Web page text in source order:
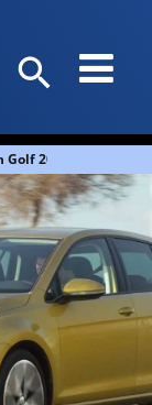
2017